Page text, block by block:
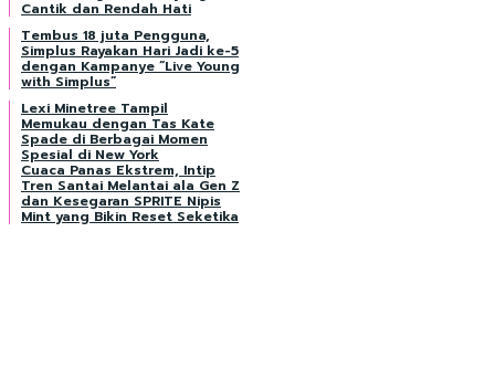
Cantik dan Rendah Hati
Tembus 18 juta Pengguna,
Simplus Rayakan Hari Jadi ke-5
dengan Kampanye “Live Young
with Simplus”
Lexi Minetree Tampil
Memukau dengan Tas Kate
Spade di Berbagai Momen
Spesial di New York
Cuaca Panas Ekstrem, Intip
Tren Santai Melantai ala Gen Z
dan Kesegaran SPRITE Nipis
Mint yang Bikin Reset Seketika